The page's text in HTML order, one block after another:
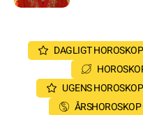
DAGLIGT HOROSKOP
UGENS HOROSKOP